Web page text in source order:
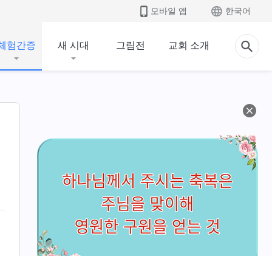
모바일 앱 한국어
험간증 새 시대 그림전 교회 소개